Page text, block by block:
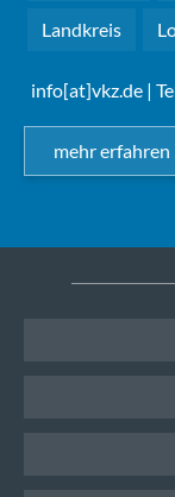
Landkreis
info[at]vkz.de |
mehr erfahren